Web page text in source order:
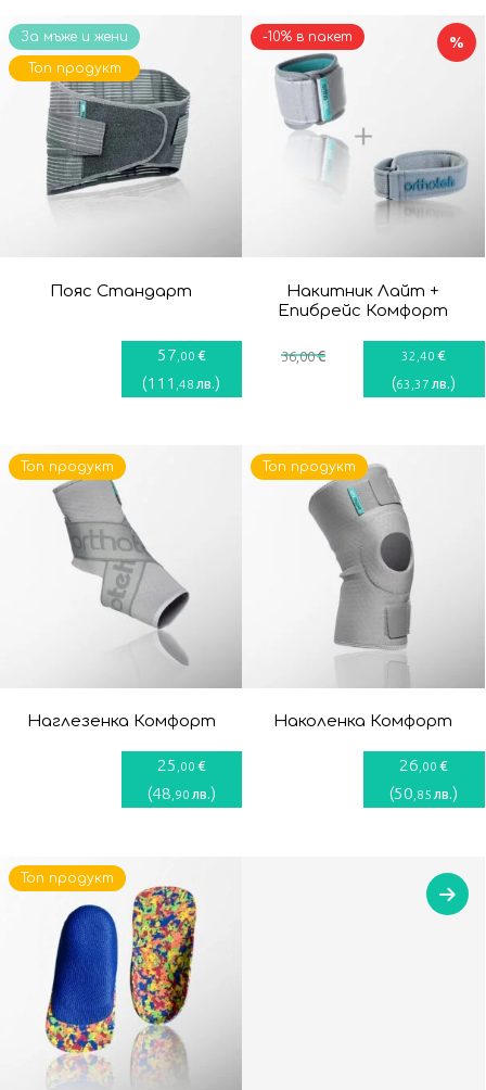
Пояс Стандарт
57 ,00 €
(111 ,48 лв.)
За мъже и жени
Топ продукт
%
Накитник Лайт +
Епибрейс Комфорт
36,00€ 32 ,40 €
(63 ,37 лв.)
-10% в пакет
Наглезенка Комфорт
25 ,00 €
(48 ,90 лв.)
Топ продукт
Наколенка Комфорт
26 ,00 €
(50 ,85 лв.)
Топ продукт
Топ продукт